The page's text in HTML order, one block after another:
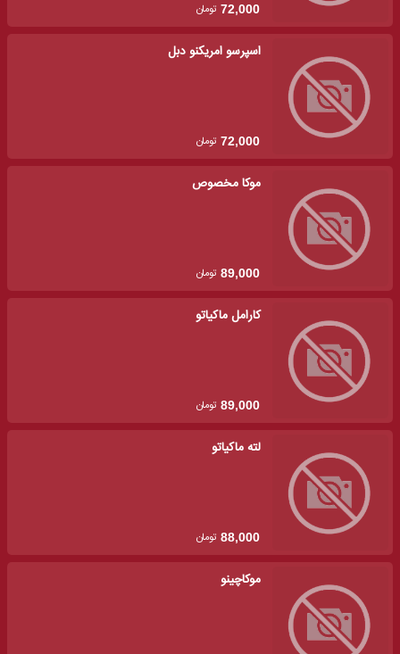
72,000 تومان
اسپرسو امریکنو دبل
72,000 تومان
موکا مخصوص
89,000 تومان
کارامل ماکیاتو
89,000 تومان
لته ماکیاتو
88,000 تومان
موکاچینو